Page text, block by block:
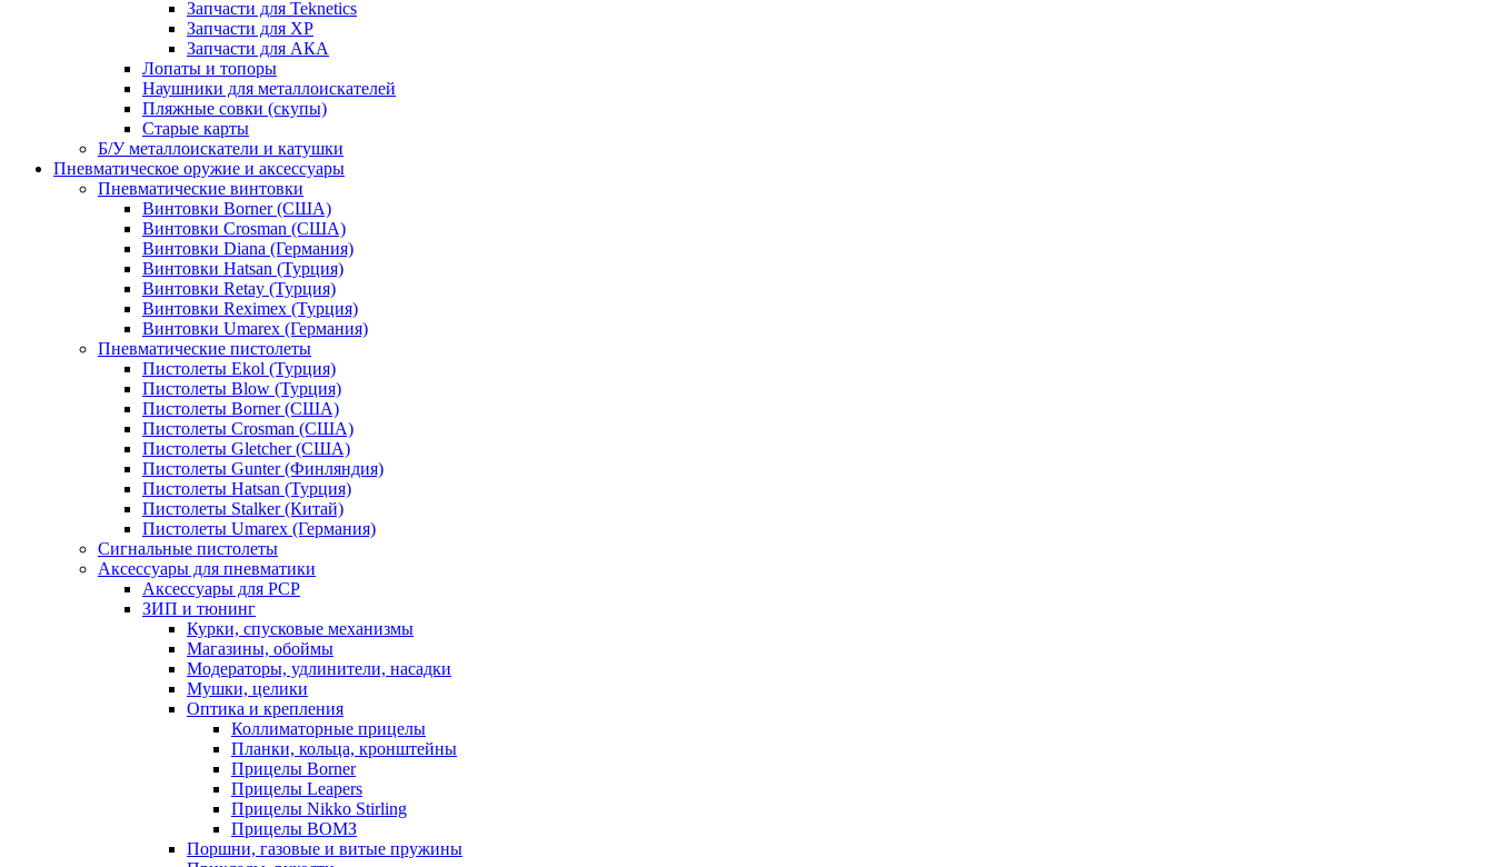
Запчасти для Teknetics
Запчасти для XP
Запчасти для АКА
Лопаты и топоры
Наушники для металлоискателей
Пляжные совки (скупы)
Старые карты
Б/У металлоискатели и катушки
Пневматическое оружие и аксессуары
Пневматические винтовки
Винтовки Borner (США)
Винтовки Crosman (США)
Винтовки Diana (Германия)
Винтовки Hatsan (Турция)
Винтовки Retay (Турция)
Винтовки Reximex (Турция)
Винтовки Umarex (Германия)
Пневматические пистолеты
Пистолеты Ekol (Турция)
Пистолеты Blow (Турция)
Пистолеты Borner (США)
Пистолеты Crosman (США)
Пистолеты Gletcher (США)
Пистолеты Gunter (Финляндия)
Пистолеты Hatsan (Турция)
Пистолеты Stalker (Китай)
Пистолеты Umarex (Германия)
Сигнальные пистолеты
Аксессуары для пневматики
Аксессуары для PCP
ЗИП и тюнинг
Курки, спусковые механизмы
Магазины, обоймы
Модераторы, удлинители, насадки
Мушки, целики
Оптика и крепления
Коллиматорные прицелы
Планки, кольца, кронштейны
Прицелы Borner
Прицелы Leapers
Прицелы Nikko Stirling
Прицелы ВОМЗ
Поршни, газовые и витые пружины